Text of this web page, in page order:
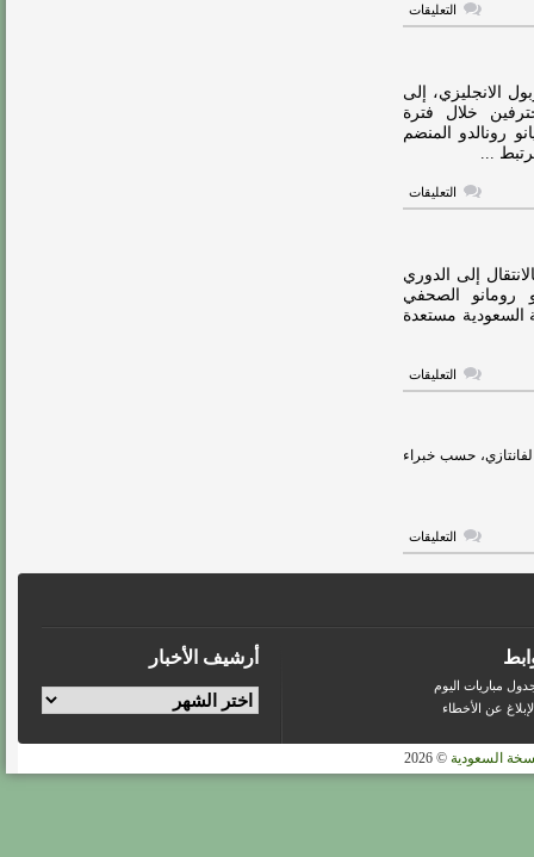
التعليقاتعلى
زوجة
مليئة
بالنجاح
مغلقة
الانجليزي، إلى
خلال فترة
رونالدو المنضم
...
التعليقاتعلى
صلاح
مغلقةإلى الدوري
رومانو الصحفي
السعودية مستعدة
التعليقاتعلى
لاعب
دوريالتشكيل المثالي للجولة 15 في لعبة الفانتازي، حسب خبراء
التعليقاتعلى
تشكيل
مباريات اليوم
عن الأخطاء
أرشيف الأخبار
السعودية © 2026